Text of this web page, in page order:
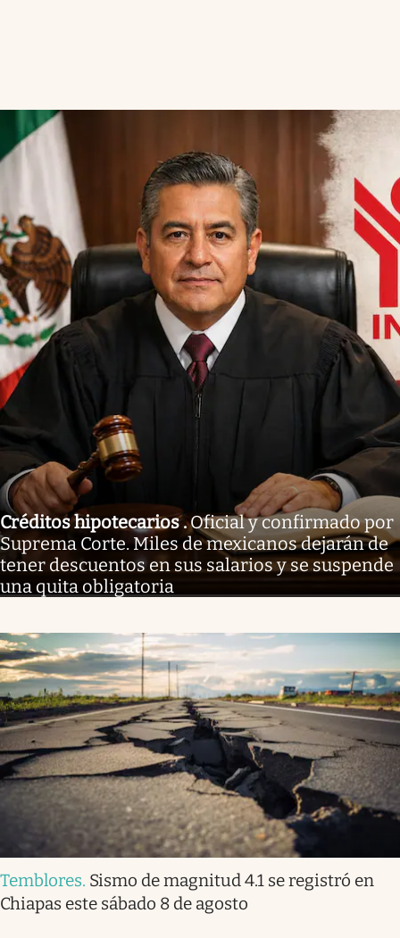
Créditos hipotecarios.Oficial y confirmado por
Suprema Corte. Miles de mexicanos dejarán de
tener descuentos en sus salarios y se suspende
una quita obligatoria
Temblores. Sismo de magnitud 4.1 se registró en
Chiapas este sábado 8 de agosto